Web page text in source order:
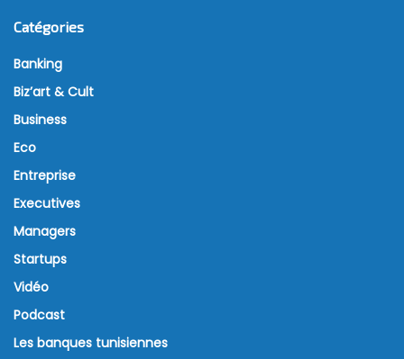
Catégories
Banking
Biz’art & Cult
Business
Eco
Entreprise
Executives
Managers
Startups
Vidéo
Podcast
Les banques tunisiennes